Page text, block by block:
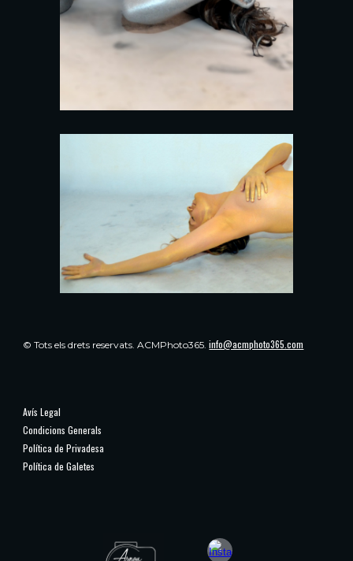
© Tots els drets reservats.ACMPhoto365. info@acmphoto365.com
Avís Legal
Condicions Generals
Política de Privadesa
Política de Galetes